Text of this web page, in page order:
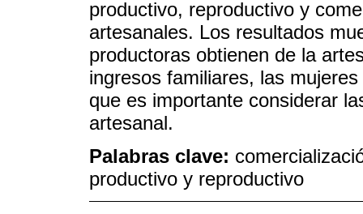
productivo, reproductivo y
artesanales. Los resultados
productoras obtienen de la
ingresos familiares, las
que es importante considerar
artesanal.
Palabras clave:
productivo y reproductivo